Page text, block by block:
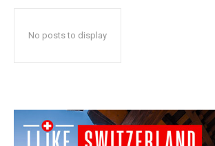
No posts to display